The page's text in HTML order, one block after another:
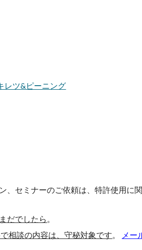
レツ&ピーニング
、セミナーのご依頼は、特許使用に
だでしたら 。
相談の内容は、守秘対象です。 メー